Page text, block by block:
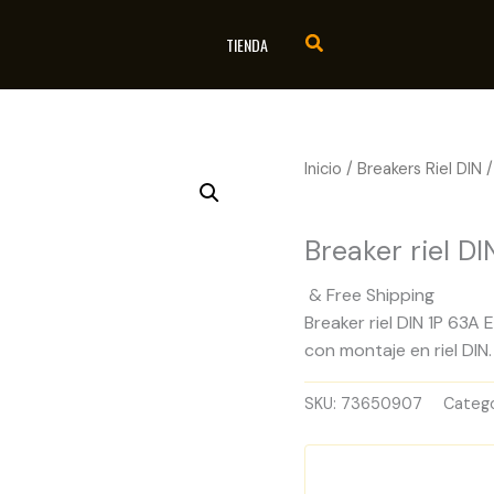
TIENDA
Inicio /Breakers Riel DIN
Breaker riel
& Free Shipping
Breaker riel DIN 1P
con montaje en riel DIN.
SKU: 73650907